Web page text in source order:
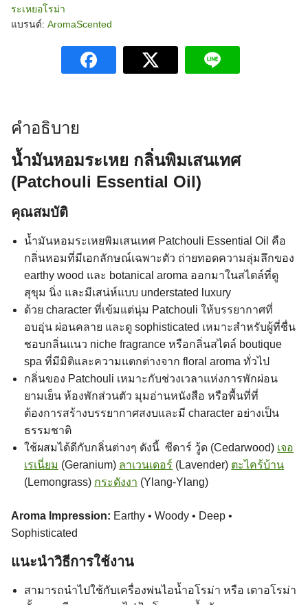
ไม้
หอม
ชิ้น
ระเหยอโรม่า
แบรนด์: AromaScented
คำอธิบาย
น้ำมันหอมระเหย กลิ่นพิมเสนเทศ
(Patchouli Essential Oil)
คุณสมบัติ
น้ำมันหอมระเหยพิมเสนเทศ Patchouli Essential Oil คือ
กลิ่นหอมที่มีเอกลักษณ์เฉพาะตัว ถ่ายทอดความลุ่มลึกของ
earthy wood และ botanical aroma ออกมาในสไตล์ที่ดู
สุขุม นิ่ง และมีเสน่ห์แบบ understated luxury
ด้วย character ที่เข้มแต่นุ่ม Patchouli ให้บรรยากาศที่
อบอุ่น ผ่อนคลาย และดู sophisticated เหมาะสำหรับผู้ที่ชื่น
ชอบกลิ่นแนว niche fragrance หรือกลิ่นสไตล์ boutique
spa ที่มีมิติและความแตกต่างจาก floral aroma ทั่วไป
กลิ่นของ Patchouli เหมาะกับช่วงเวลาแห่งการพักผ่อน
ยามเย็น ห้องพักส่วนตัว มุมอ่านหนังสือ หรือพื้นที่ที่
ต้องการสร้างบรรยากาศสงบและมี character อย่างเป็น
ธรรมชาติ
ใช้ผสมได้ดีกับกลิ่นต่างๆ ดังนี้ ซีดาร์ วู้ด (Cedarwood) เจอ
เรเนี่ยม (Geranium) ลาเวนเดอร์ (Lavender) ตะไคร้บ้าน
(Lemongrass) กระดังงา (Ylang-Ylang)
Aroma Impression: Earthy • Woody • Deep •
Sophisticated
แนะนำวิธีการใช้งาน
สามารถนำไปใช้กับเครื่องพ่นไอน้ำอโรม่า หรือ เตาอโรม่า